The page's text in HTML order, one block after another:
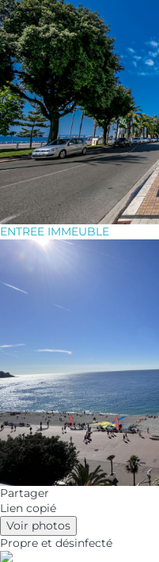
ENTREE IMMEUBLE
Partager
Lien copié
Voir photos
Propre et désinfecté